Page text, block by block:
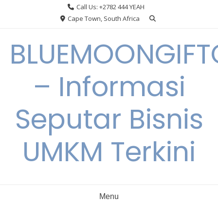
Call Us: +2782 444 YEAH
Cape Town, South Africa
– Informasi
Seputar Bisnis
UMKM Terkini
Menu